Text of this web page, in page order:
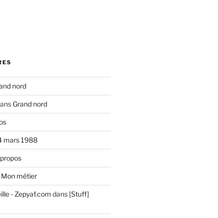
nord
Grand nord
mars 1988
Mon métier
- Zepyaf.com dans [Stuff]